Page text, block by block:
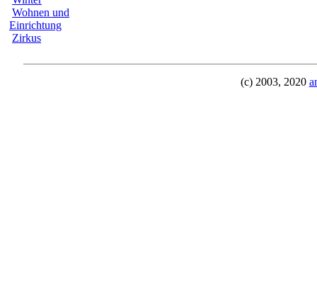
Wohnen und
Einrichtung
Zirkus
(c) 2003, 2020